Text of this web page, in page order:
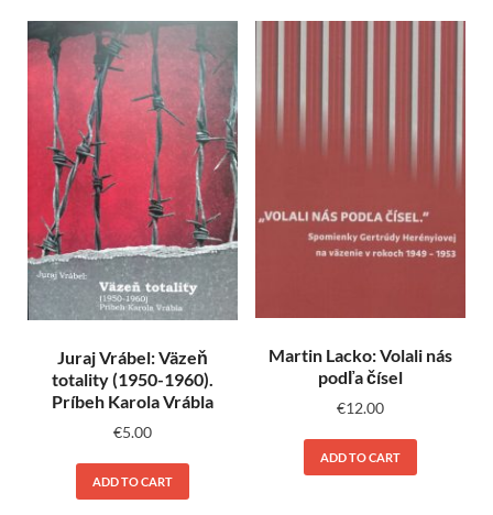
Juraj Vrábel: Väzeň
totality (1950-1960).
Príbeh Karola Vrábla
€5.00
ADD TO CART
Martin Lacko: Volali nás
podľa čísel
€12.00
ADD TO CART